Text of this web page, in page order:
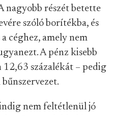
nagyobb részét betette
szóló borítékba, és
céghez, amely nem
A pénz kisebb
12,63 százalékát – pedig
nem feltétlenül jó